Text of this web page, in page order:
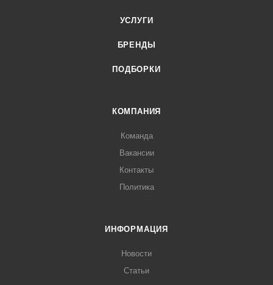
УСЛУГИ
БРЕНДЫ
ПОДБОРКИ
КОМПАНИЯ
Команда
Вакансии
Контакты
Политика
ИНФОРМАЦИЯ
Новости
Статьи